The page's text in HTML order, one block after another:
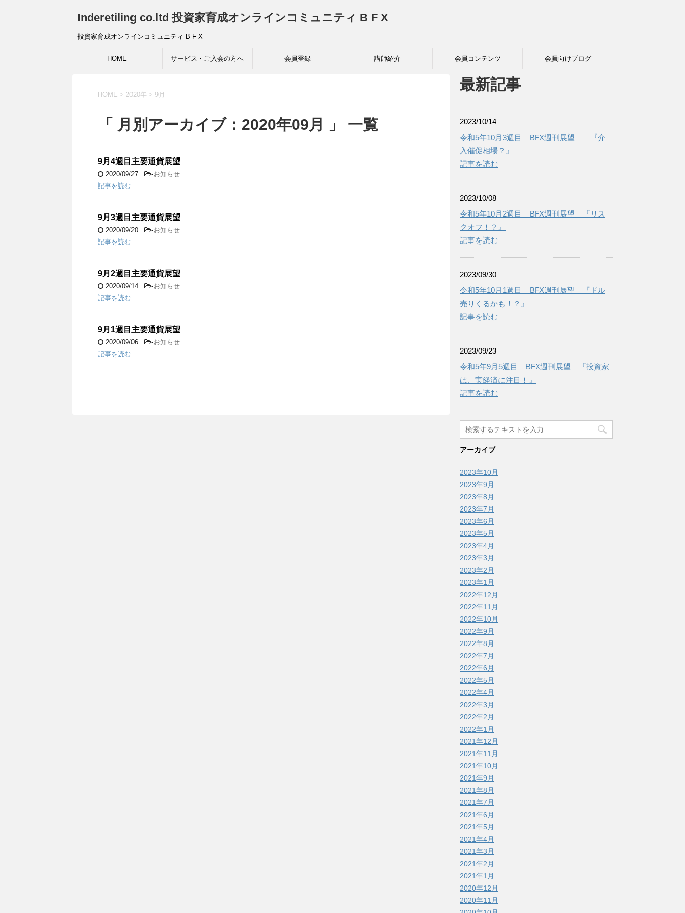
Inderetiling co.ltd 投資家育成オンラインコミュニティ B F X
投資家育成オンラインコミュニティ B F X
HOME サービス・ご入会の方へ 会員登録 講師紹介 会員コンテンツ 会員向けブログ
HOME > 2020年 > 9月
「 月別アーカイブ：2020年09月 」 一覧
9月4週目主要通貨展望
2020/09/27 -お知らせ
記事を読む
9月3週目主要通貨展望
2020/09/20 -お知らせ
記事を読む
9月2週目主要通貨展望
2020/09/14 -お知らせ
記事を読む
9月1週目主要通貨展望
2020/09/06 -お知らせ
記事を読む
最新記事
2023/10/14
令和5年10月3週目 BFX週刊展望 『介
入催促相場？』
記事を読む
2023/10/08
令和5年10月2週目 BFX週刊展望 『リス
クオフ！？』
記事を読む
2023/09/30
令和5年10月1週目 BFX週刊展望 『ドル
売りくるかも！？』
記事を読む
2023/09/23
令和5年9月5週目 BFX週刊展望 『投資家
は、実経済に注目！』
記事を読む
アーカイブ
2023年10月
2023年9月
2023年8月
2023年7月
2023年6月
2023年5月
2023年4月
2023年3月
2023年2月
2023年1月
2022年12月
2022年11月
2022年10月
2022年9月
2022年8月
2022年7月
2022年6月
2022年5月
2022年4月
2022年3月
2022年2月
2022年1月
2021年12月
2021年11月
2021年10月
2021年9月
2021年8月
2021年7月
2021年6月
2021年5月
2021年4月
2021年3月
2021年2月
2021年1月
2020年12月
2020年11月